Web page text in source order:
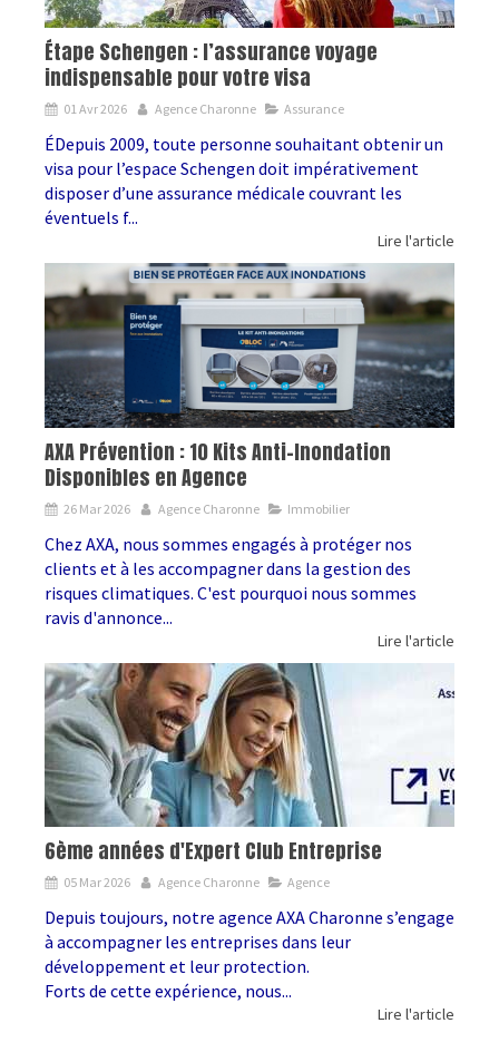
Étape Schengen : l’assurance voyage
indispensable pour votre visa
01 Avr 2026 Agence Charonne Assurance
ÉDepuis 2009, toute personne souhaitant obtenir un
visa pour l’espace Schengen doit impérativement
disposer d’une assurance médicale couvrant les
éventuels f...
Lire l'article
AXA Prévention : 10 Kits Anti-Inondation
Disponibles en Agence
26 Mar 2026 Agence Charonne Immobilier
Chez AXA, nous sommes engagés à protéger nos
clients et à les accompagner dans la gestion des
risques climatiques. C'est pourquoi nous sommes
ravis d'annonce...
Lire l'article
6ème années d'Expert Club Entreprise
05 Mar 2026 Agence Charonne Agence
Depuis toujours, notre agence AXA Charonne s’engage
à accompagner les entreprises dans leur
développement et leur protection.
Forts de cette expérience, nous...
Lire l'article